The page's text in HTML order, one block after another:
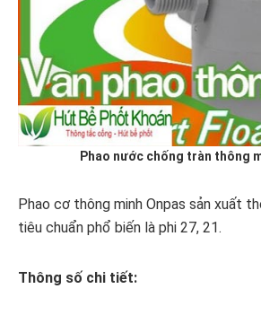
Phao nước chống tràn thông
Phao cơ thông minh Onpas sản xuất
tiêu chuẩn phổ biến là phi 27, 21.
Thông số chi tiết: